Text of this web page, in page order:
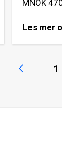
MNOK
Les mer
1